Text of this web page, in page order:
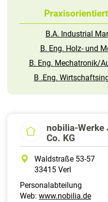
B.A. Industrial
B. Eng. Holz- und
B. Eng. Mechatronik/
B .Eng.
nobilia-Werke
Co. KG
Waldstraße 53-57
33415 Verl
Personalabteilung
Web: www.nobilia.de